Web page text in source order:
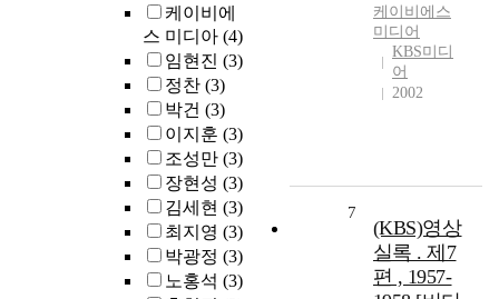
케이비에
스 미디아 (4)
임현진 (3)
정찬 (3)
박건 (3)
이지훈 (3)
조성만 (3)
장현성 (3)
김세현 (3)
최지영 (3)
박광정 (3)
노홍석 (3)
케이비에스
미디어
KBS미디
어
2002
7
(KBS)영상
실록 . 제7
편 , 1957-